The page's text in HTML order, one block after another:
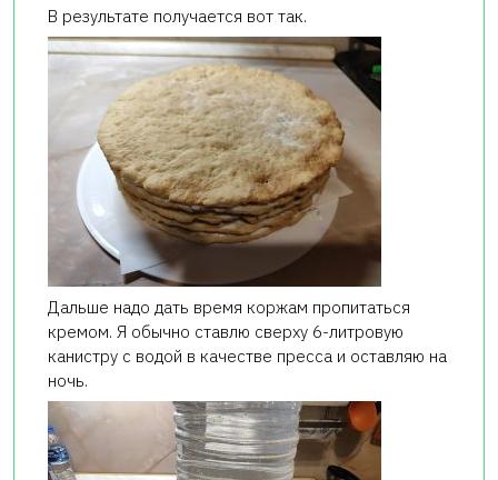
В результате получается вот так.
Дальше надо дать время коржам пропитаться
кремом. Я обычно ставлю сверху 6-литровую
канистру с водой в качестве пресса и оставляю на
ночь.